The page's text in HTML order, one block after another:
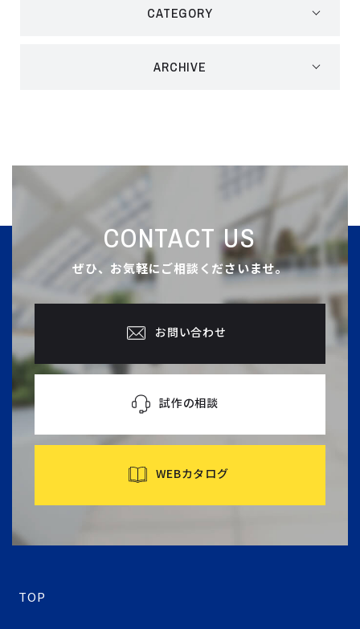
CATEGORY
ARCHIVE
CONTACT US
ぜひ、お気軽にご相談くださいませ。
お問い合わせ
試作の相談
WEBカタログ
TOP